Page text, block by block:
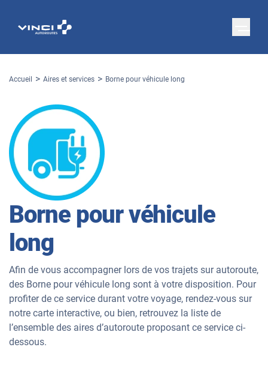
Accueil Aires et services Borne pour véhicule long
Borne pour véhicule
long
Afin de vous accompagner lors de vos trajets sur autoroute,
des Borne pour véhicule long sont à votre disposition. Pour
profiter de ce service durant votre voyage, rendez-vous sur
notre carte interactive, ou bien, retrouvez la liste de
l’ensemble des aires d’autoroute proposant ce service ci-
dessous.